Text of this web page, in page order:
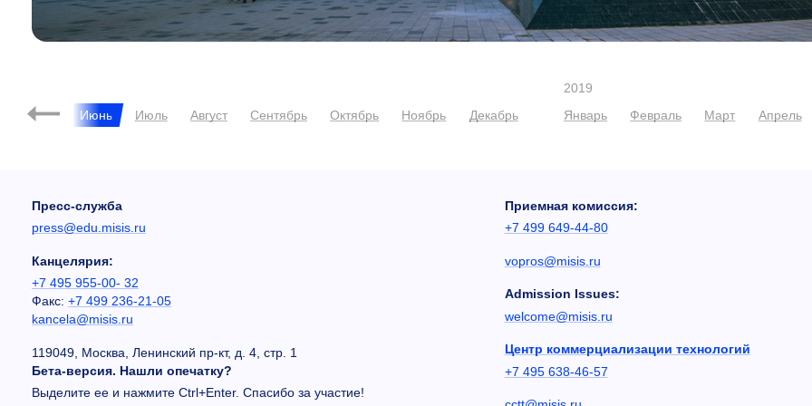
Май Июнь Июль Август Сентябрь Октябрь Ноябрь Декабрь
2019
Январь
Февраль Март Апрель
Пресс-служба
press@edu.misis.ru
Канцелярия:
+7 495 955-00- 32
Факс: +7 499 236-21-05
kancela@misis.ru
119049, Москва, Ленинский пр-кт, д. 4, стр. 1
Бета-версия. Нашли опечатку?
Выделите ее и нажмите Ctrl+Enter. Спасибо за участие!
Приемная комиссия:
+7 499 649-44-80
vopros@misis.ru
Admission Issues:
welcome@misis.ru
Центр коммерциализации технологий
+7 495 638-46-57